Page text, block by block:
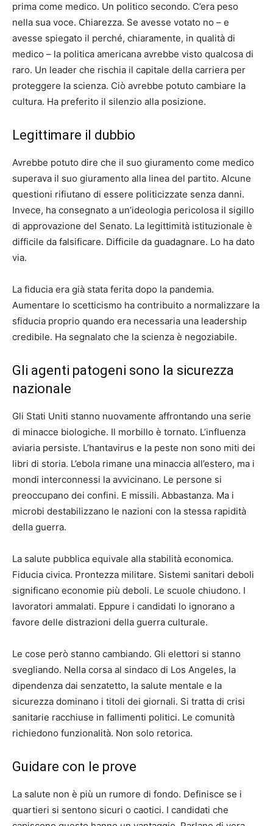
prima come medico. Un politico secondo. C’era peso
nella sua voce. Chiarezza. Se avesse votato no – e
avesse spiegato il perché, chiaramente, in qualità di
medico – la politica americana avrebbe visto qualcosa di
raro. Un leader che rischia il capitale della carriera per
proteggere la scienza. Ciò avrebbe potuto cambiare la
cultura. Ha preferito il silenzio alla posizione.
Legittimare il dubbio
Avrebbe potuto dire che il suo giuramento come medico
superava il suo giuramento alla linea del partito. Alcune
questioni rifiutano di essere politicizzate senza danni.
Invece, ha consegnato a un’ideologia pericolosa il sigillo
di approvazione del Senato. La legittimità istituzionale è
difficile da falsificare. Difficile da guadagnare. Lo ha dato
via.
La fiducia era già stata ferita dopo la pandemia.
Aumentare lo scetticismo ha contribuito a normalizzare la
sfiducia proprio quando era necessaria una leadership
credibile. Ha segnalato che la scienza è negoziabile.
Gli agenti patogeni sono la sicurezza
nazionale
Gli Stati Uniti stanno nuovamente affrontando una serie
di minacce biologiche. Il morbillo è tornato. L’influenza
aviaria persiste. L’hantavirus e la peste non sono miti dei
libri di storia. L’ebola rimane una minaccia all’estero, ma i
mondi interconnessi la avvicinano. Le persone si
preoccupano dei confini. E missili. Abbastanza. Ma i
microbi destabilizzano le nazioni con la stessa rapidità
della guerra.
La salute pubblica equivale alla stabilità economica.
Fiducia civica. Prontezza militare. Sistemi sanitari deboli
significano economie più deboli. Le scuole chiudono. I
lavoratori ammalati. Eppure i candidati lo ignorano a
favore delle distrazioni della guerra culturale.
Le cose però stanno cambiando. Gli elettori si stanno
svegliando. Nella corsa al sindaco di Los Angeles, la
dipendenza dai senzatetto, la salute mentale e la
sicurezza dominano i titoli dei giornali. Si tratta di crisi
sanitarie racchiuse in fallimenti politici. Le comunità
richiedono funzionalità. Non solo retorica.
Guidare con le prove
La salute non è più un rumore di fondo. Definisce se i
quartieri si sentono sicuri o caotici. I candidati che